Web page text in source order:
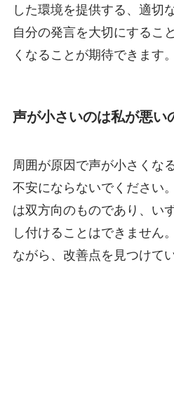
した環境を提供する、適切
自分の発言を大切にするこ
くなることが期待できます。
声が小さいのは私が悪い
周囲が原因で声が小さくな
不安にならないでください
は双方向のものであり、い
し付けることはできません
ながら、改善点を見つけて